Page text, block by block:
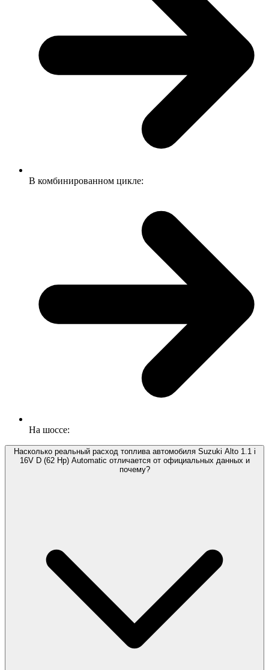
В комбинированном цикле:
На шоссе:
Насколько реальный расход топлива автомобиля Suzuki Alto 1.1 i
16V D (62 Hp) Automatic отличается от официальных данных и
почему?